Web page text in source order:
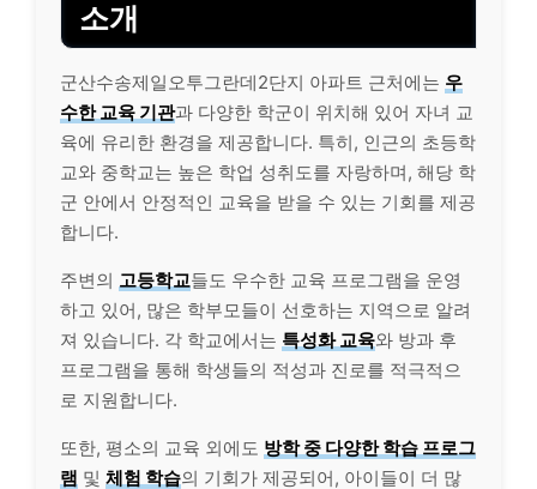
소개
군산수송제일오투그란데2단지 아파트 근처에는 우
수한 교육 기관과 다양한 학군이 위치해 있어 자녀 교
육에 유리한 환경을 제공합니다. 특히, 인근의 초등학
교와 중학교는 높은 학업 성취도를 자랑하며, 해당 학
군 안에서 안정적인 교육을 받을 수 있는 기회를 제공
합니다.
주변의 고등학교들도 우수한 교육 프로그램을 운영
하고 있어, 많은 학부모들이 선호하는 지역으로 알려
져 있습니다. 각 학교에서는 특성화 교육와 방과 후
프로그램을 통해 학생들의 적성과 진로를 적극적으
로 지원합니다.
또한, 평소의 교육 외에도 방학 중 다양한 학습 프로그
램 및 체험 학습의 기회가 제공되어, 아이들이 더 많